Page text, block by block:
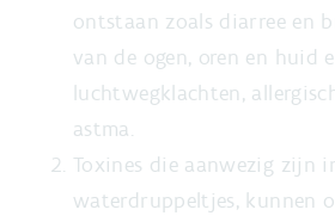
ontstaan zoals diarree en
van de ogen, oren en huid
luchtwegklachten,
astma.
Toxines die aanwezig zijn
waterdruppeltjes, kunnen